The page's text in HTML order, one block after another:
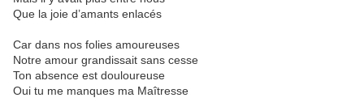
Que la joie d’amants enlacés
Car dans nos folies amoureuses
Notre amour grandissait sans cesse
Ton absence est douloureuse
Oui tu me manques ma Maîtresse